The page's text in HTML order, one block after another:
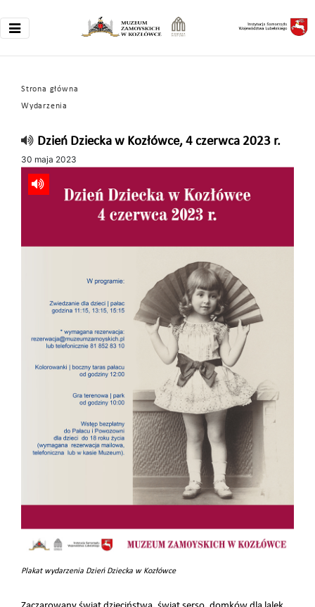
Strona główna
Wydarzenia
Dzień Dziecka w Kozłówce, 4 czerwca 2023 r.
30 maja 2023
Plakat wydarzenia Dzień Dziecka w Kozłówce